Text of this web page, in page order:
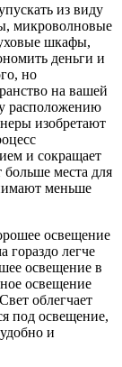
из виду
микроволновые
шкафы,
деньги и
но
на вашей
расположению
изобретают
и сокращает
места для
меньше
освещение
гораздо легче
освещение в
освещение
облегчает
под освещение,
и